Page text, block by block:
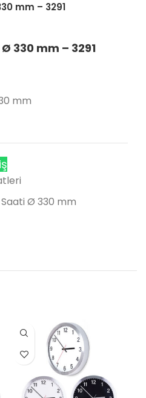
mm – 3291
330 mm – 3291
mm
Ø 330 mm